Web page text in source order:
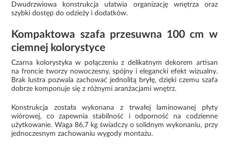
Dwudrzwiowa konstrukcja ułatwia organizację wnętrza oraz
szybki dostęp do odzieży i dodatków.
Kompaktowa szafa przesuwna 100 cm w
ciemnej kolorystyce
Czarna kolorystyka w połączeniu z delikatnym dekorem artisan
na froncie tworzy nowoczesny, spójny i elegancki efekt wizualny.
Brak lustra pozwala zachować jednolitą bryłę, dzięki czemu szafa
dobrze komponuje się z różnymi aranżacjami wnętrz.
Konstrukcja została wykonana z trwałej laminowanej płyty
wiórowej, co zapewnia stabilność i odporność na codzienne
użytkowanie. Waga 86,7 kg świadczy o solidnym wykonaniu, przy
jednoczesnym zachowaniu wygody montażu.